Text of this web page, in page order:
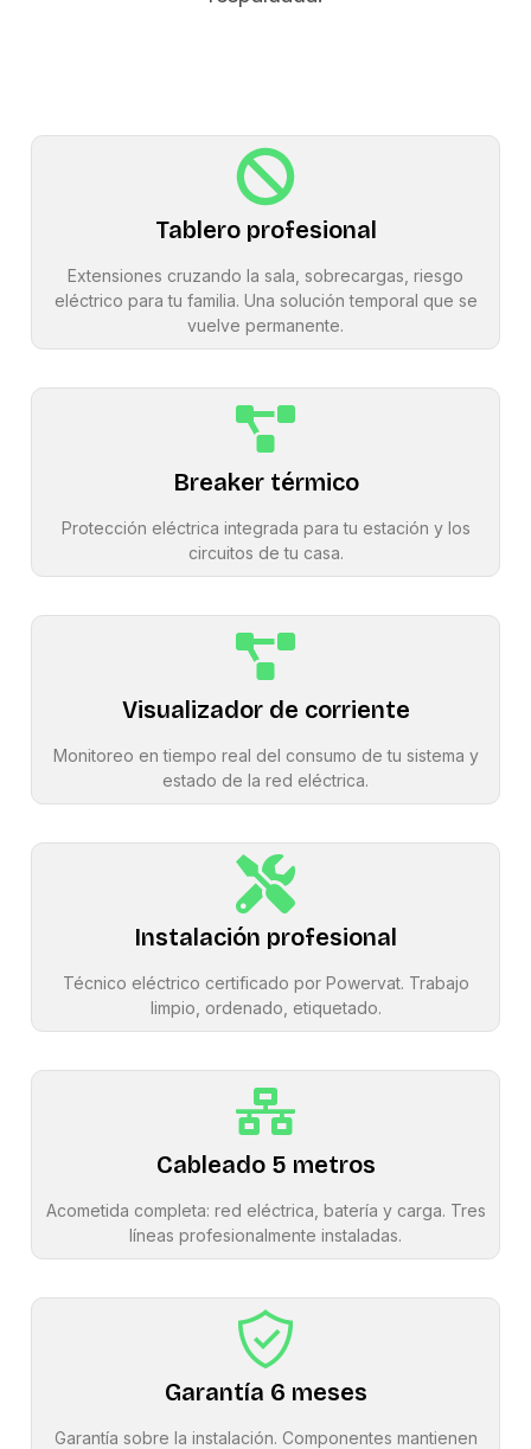
Tablero profesional
Extensiones cruzando la sala, sobrecargas, riesgo
eléctrico para tu familia. Una solución temporal que se
vuelve permanente.
Breaker térmico
Protección eléctrica integrada para tu estación y los
circuitos de tu casa.
Visualizador de corriente
Monitoreo en tiempo real del consumo de tu sistema y
estado de la red eléctrica.
Instalación profesional
Técnico eléctrico certificado por Powervat. Trabajo
limpio, ordenado, etiquetado.
Cableado 5 metros
Acometida completa: red eléctrica, batería y carga. Tres
líneas profesionalmente instaladas.
Garantía 6 meses
Garantía sobre la instalación. Componentes mantienen